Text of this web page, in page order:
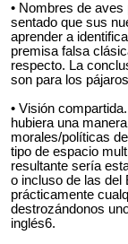
• Nombres de
sentado que sus
aprender a
premisa falsa
respecto. La
son para los
• Visión
hubiera una
morales/políticas
tipo de espacio
resultante sería
o incluso de las del
prácticamente
destrozándonos
inglés6.